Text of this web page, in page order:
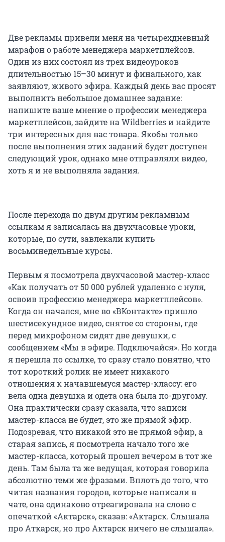
Две рекламы привели меня на четырехдневный
марафон о работе менеджера маркетплейсов.
Один из них состоял из трех видеоуроков
длительностью 15–30 минут и финального, как
заявляют, живого эфира. Каждый день вас просят
выполнить небольшое домашнее задание:
напишите ваше мнение о профессии менеджера
маркетплейсов, зайдите на Wildberries и найдите
три интересных для вас товара. Якобы только
после выполнения этих заданий будет доступен
следующий урок, однако мне отправляли видео,
хоть я и не выполняла задания.
После перехода по двум другим рекламным
ссылкам я записалась на двухчасовые уроки,
которые, по сути, завлекали купить
восьминедельные курсы.
Первым я посмотрела двухчасовой мастер-класс
«Как получать от 50 000 рублей удаленно с нуля,
освоив профессию менеджера маркетплейсов».
Когда он начался, мне во «ВКонтакте» пришло
шестисекундное видео, снятое со стороны, где
перед микрофоном сидят две девушки, с
сообщением «Мы в эфире. Подключайся». Но когда
я перешла по ссылке, то сразу стало понятно, что
тот короткий ролик не имеет никакого
отношения к начавшемуся мастер-классу: его
вела одна девушка и одета она была по-другому.
Она практически сразу сказала, что записи
мастер-класса не будет, это же прямой эфир.
Подозревая, что никакой это не прямой эфир, а
старая запись, я посмотрела начало того же
мастер-класса, который прошел вечером в тот же
день. Там была та же ведущая, которая говорила
абсолютно теми же фразами. Вплоть до того, что
читая названия городов, которые написали в
чате, она одинаково отреагировала на слово с
опечаткой «Актарск», сказав: «Актарск. Слышала
про Аткарск, но про Актарск ничего не слышала».